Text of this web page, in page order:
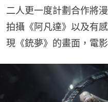
二人更一度計劃合作將
拍攝《阿凡達》以及有
現《銃夢》的畫面，電